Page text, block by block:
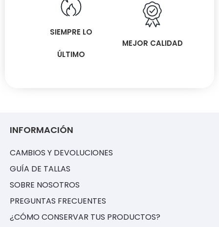
SIEMPRE LO
ÚLTIMO
MEJOR CALIDAD
INFORMACIÓN
CAMBIOS Y DEVOLUCIONES
GUÍA DE TALLAS
SOBRE NOSOTROS
PREGUNTAS FRECUENTES
¿CÓMO CONSERVAR TUS PRODUCTOS?